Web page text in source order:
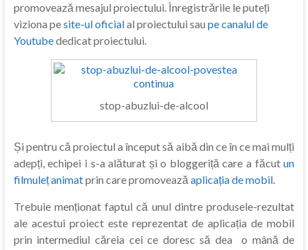
promovează mesajul proiectului. Înregistrările le puteți
viziona pesite-ul oficialal proiectului sau pe canalul de
Youtubededicat proiectului.
stop-abuzlui-de-alcool
Și pentru că proiectul a început să aibă din ce în ce mai mulți
adepți, echipei i s-a alăturat și o bloggeriță care a făcutun
filmuleț animatprin care promovează aplicația de mobil.
Trebuie menționat faptul că unul dintre produsele-rezultat
ale acestui proiect este reprezentat de aplicația de mobil
prin intermediul căreia cei ce doresc să dea o mână de